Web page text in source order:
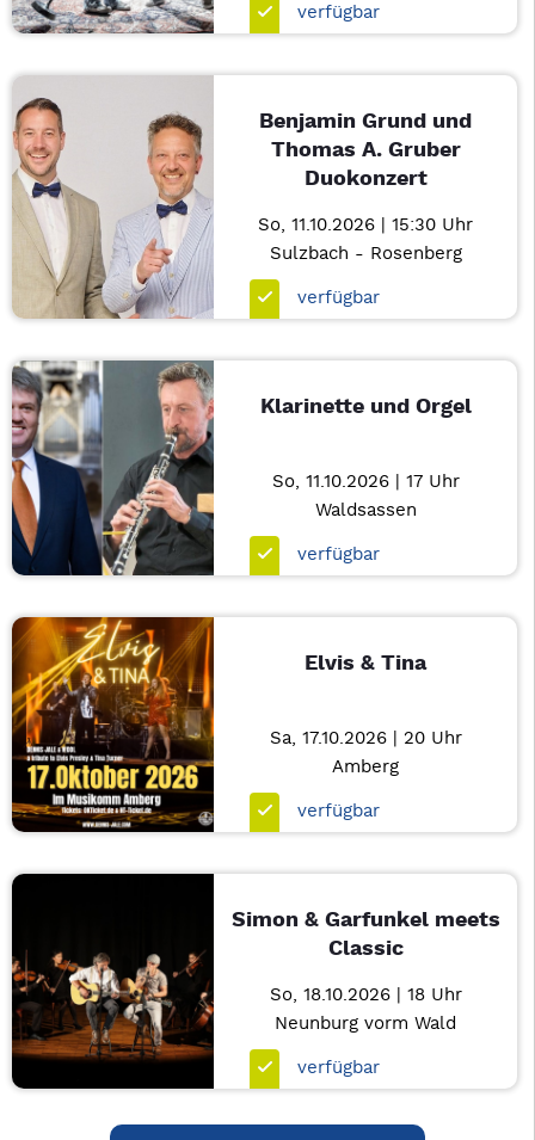
verfügbar
Benjamin Grund und
Thomas A. Gruber
Duokonzert
So, 11.10.2026 | 15:30 Uhr
Sulzbach - Rosenberg
verfügbar
Klarinette und Orgel
So, 11.10.2026 | 17 Uhr
Waldsassen
verfügbar
Elvis & Tina
Sa, 17.10.2026 | 20 Uhr
Amberg
verfügbar
Simon & Garfunkel meets
Classic
So, 18.10.2026 | 18 Uhr
Neunburg vorm Wald
verfügbar